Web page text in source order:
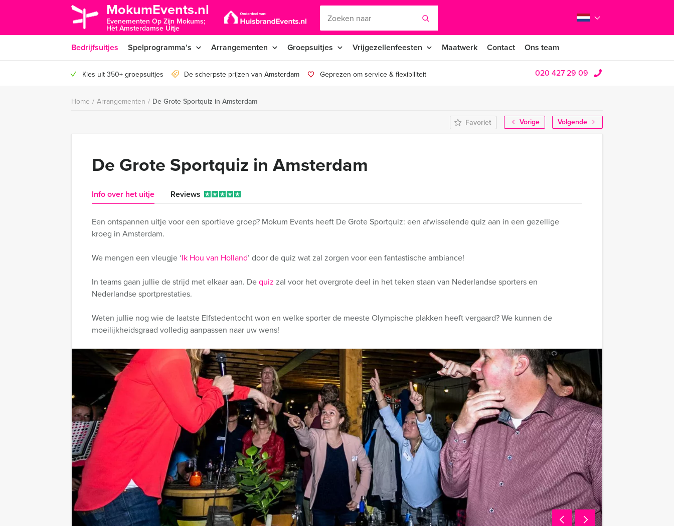
MokumEvents.nl
Evenementen Op Zijn Mokums;
Hèt Amsterdamse Uitje
Bedrijfsuitjes Spelprogramma’s Arrangementen Groepsuitjes Vrijgezellenfeesten Maatwerk Contact Ons team
Kies uit 350+ groepsuitjes De scherpste prijzen van Amsterdam Geprezen om service & flexibiliteit 020 427 29 09
Home / Arrangementen / De Grote Sportquiz in Amsterdam
Vorige
Volgende
Favoriet
De Grote Sportquiz in Amsterdam
Info over het uitje Reviews
Een ontspannen uitje voor een sportieve groep? Mokum Events heeft De Grote Sportquiz: een afwisselende quiz aan in een gezellige
kroeg in Amsterdam.
We mengen een vleugje ‘Ik Hou van Holland’ door de quiz wat zal zorgen voor een fantastische ambiance!
In teams gaan jullie de strijd met elkaar aan. Dequiz zal voor het overgrote deel in het teken staan van Nederlandse sporters en
Nederlandse sportprestaties.
Weten jullie nog wie de laatste Elfstedentocht won en welke sporter de meeste Olympische plakken heeft vergaard? We kunnen de
moeilijkheidsgraad volledig aanpassen naar uw wens!